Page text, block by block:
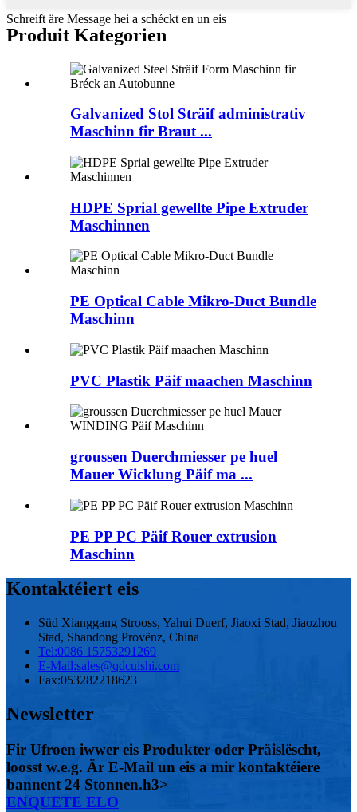
Schreift äre Message hei a schéckt en un eis
Produit Kategorien
Galvanized Stol Sträif administrativ
Maschinn fir Braut ...
HDPE Sprial gewellte Pipe Extruder
Maschinnen
PE Optical Cable Mikro-Duct Bundle
Maschinn
PVC Plastik Päif maachen Maschinn
groussen Duerchmiesser pe huel
Mauer Wicklung Päif ma ...
PE PP PC Päif Rouer extrusion
Maschinn
Kontaktéiert eis
Süd Xianggang Strooss, Yahui Duerf, Jiaoxi Stad, Jiaozhou
Stad, Shandong Provënz, China
Tel:0086 15753291269
E-Mail:sales@qdcuishi.com
Fax:053282218623
Newsletter
Fir Ufroen iwwer eis Produkter oder Präislëscht,
loosst w.e.g. Är E-Mail un eis a mir kontaktéiere
bannent 24 Stonnen.h3>
ENQUETE ELO